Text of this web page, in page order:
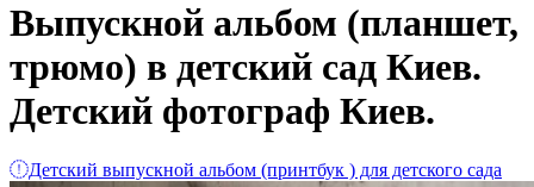
Выпускной альбом (планшет,
трюмо) в детский сад Киев.
Детский фотограф Киев.
Детский выпускной альбом (принтбук ) для детского сада